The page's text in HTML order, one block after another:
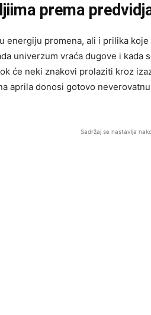
prema
energiju promena, ali i prilika
univerzum vraća dugove i kada
će neki znakovi prolaziti kroz
aprila donosi gotovo
Sadržaj se nastavlja